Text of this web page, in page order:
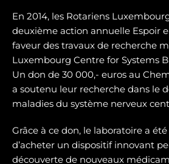
En 2014, les Rotariens
deuxième action annuelle Espoir
faveur des travaux de recherche
Luxembourg Centre for Systems
Un don de 30 000,- euros au
a soutenu leur recherche dans le
maladies du système nerveux
Grâce à ce don, le laboratoire a
d’acheter un dispositif innovant
découverte de nouveaux